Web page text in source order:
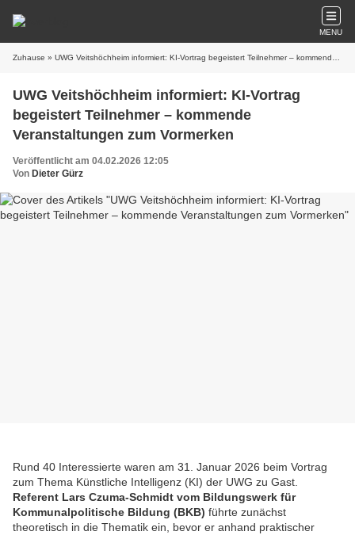
MENU
Zuhause » UWG Veitshöchheim informiert: KI-Vortrag begeistert Teilnehmer – kommende Veranstaltungen zum Vormerken
UWG Veitshöchheim informiert: KI-Vortrag
begeistert Teilnehmer – kommende
Veranstaltungen zum Vormerken
Veröffentlicht am 04.02.2026 12:05
Von Dieter Gürz
Rund 40 Interessierte waren am 31. Januar 2026 beim Vortrag
zum Thema Künstliche Intelligenz (KI) der UWG zu Gast.
Referent Lars Czuma-Schmidt vom Bildungswerk für
Kommunalpolitische Bildung (BKB) führte zunächst
theoretisch in die Thematik ein, bevor er anhand praktischer